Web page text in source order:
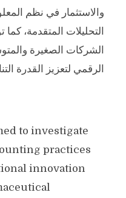
والاستثمار في نظم
التحليلات المتقدمة،
الشركات الصغيرة
الرقمي لتعزيز القدرة
to investigate
practices
innovation